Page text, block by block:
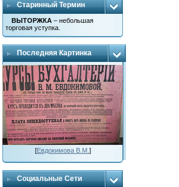
Старинный Термин
ВЫТОРЖКА – небольшая
торговая уступка.
Последняя Картинка
[Евдокимова В.М. ]
Социальные Сети